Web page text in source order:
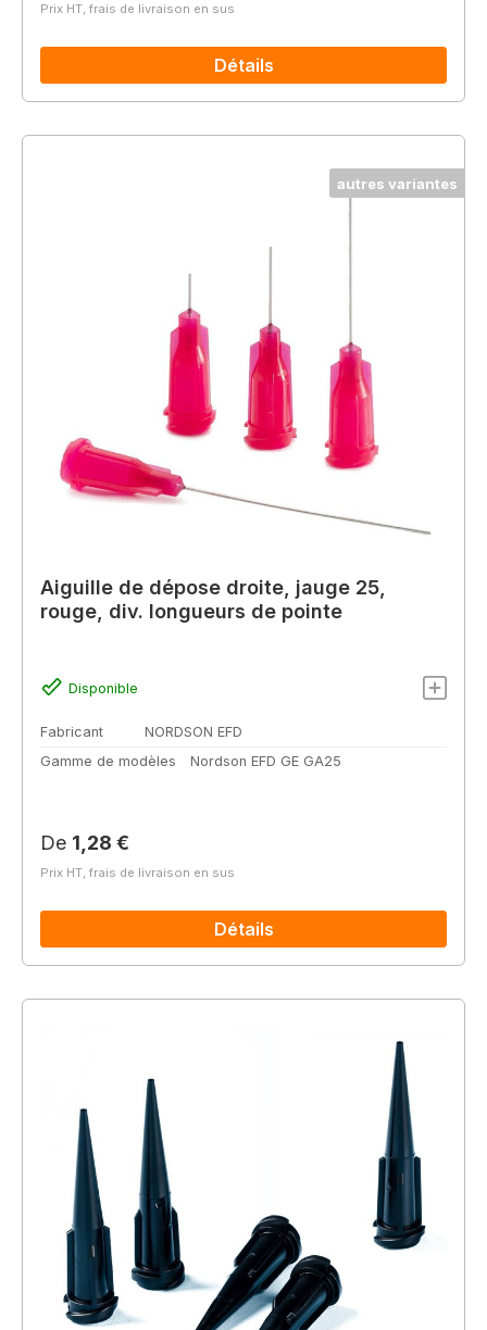
Prix HT, frais de livraison en sus
Détails
autres variantes
Aiguille de dépose droite, jauge 25,
rouge, div. longueurs de pointe
Disponible
Fabricant
NORDSON EFD
Gamme de modèles
Nordson EFD GE GA25
Prix régulier :
De 1,28 €
Prix HT, frais de livraison en sus
Détails